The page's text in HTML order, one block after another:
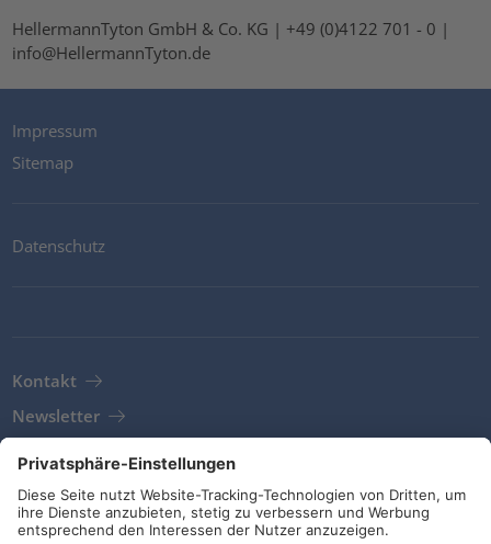
HellermannTyton GmbH & Co. KG | +49 (0)4122 701 - 0 |
info@HellermannTyton.de
Impressum
Sitemap
Datenschutz
Kontakt
Newsletter
AGB
Richtlinien und Bekentnisse